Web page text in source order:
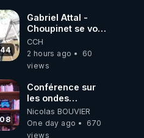
Gabriel Attal -
Choupinet se voit
en haut de
l'affiche
CCH
2 hours ago
60
views
Conférence sur
les ondes
électromagnétiques
par Grégoire
Caustru et Bart de
Nicolas BOUVIER
One day ago
670
views